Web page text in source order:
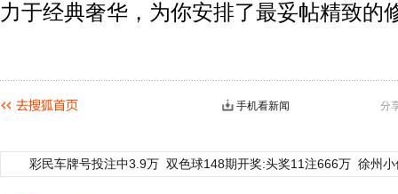
力于经典奢华，为你安排了最妥帖精致的
分
手机看新闻
彩民车牌号投注中3.9万 双色球148期开奖:头奖11注666万 徐州